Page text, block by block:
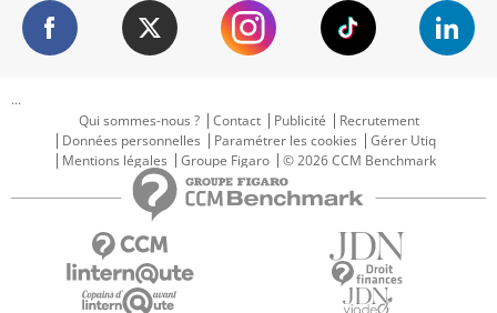
...
Qui sommes-nous ?
Contact Publicité
Recrutement
Données personnelles
Paramétrer les cookies
Gérer Utiq
Mentions légales
Groupe Figaro © 2026 CCM Benchmark